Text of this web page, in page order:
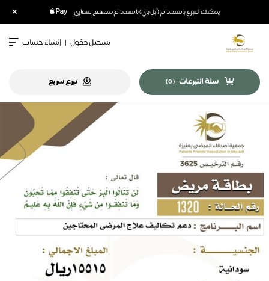
يمكنك التبرع باستخدام (أبل باي) باستخدام متصفح سفاري ×
تسجيل دخول | إنشاء حساب
سلة التبرعات (
0
) تبرع سريع